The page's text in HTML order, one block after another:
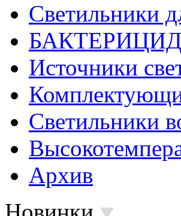
Светильники
Источники
Светильники
Архив